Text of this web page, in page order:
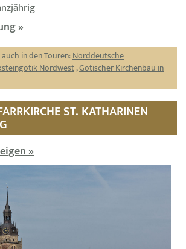
»
in den Touren:Norddeutsche
Nordwest,Gotischer Kirchenbau in
ST. KATHARINEN
»